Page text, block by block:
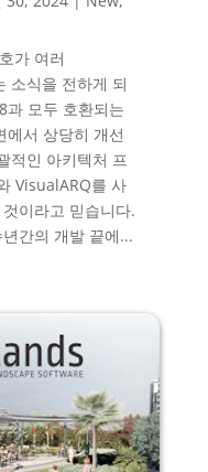
가 여러
소식을 전하게 되
모두 호환되는
에서 상당히 개선
적인 아키텍처 프
VisualARQ를 사
이라고 믿습니다.
간의 개발 끝에...